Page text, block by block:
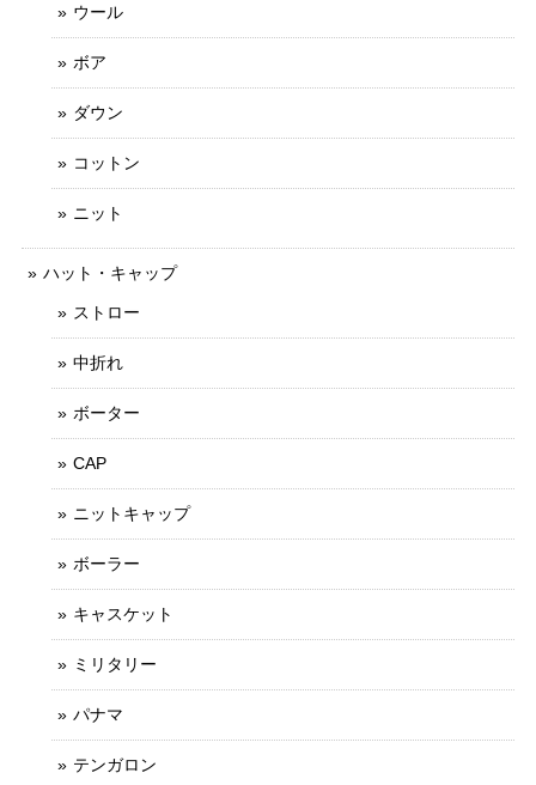
ウール
ボア
ダウン
コットン
ニット
ハット・キャップ
ストロー
中折れ
ボーター
CAP
ニットキャップ
ボーラー
キャスケット
ミリタリー
パナマ
テンガロン